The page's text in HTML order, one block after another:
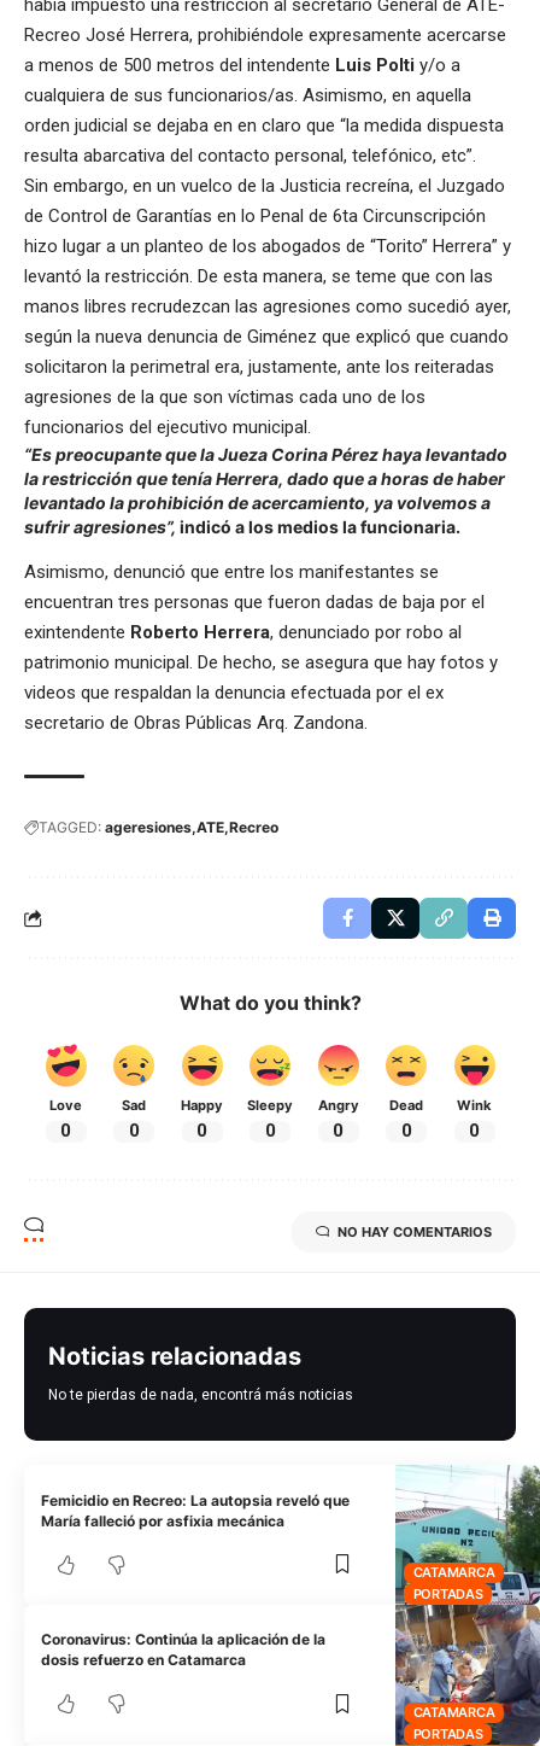
había impuesto una restricción al secretario General de ATE-
Recreo José Herrera, prohibiéndole expresamente acercarse
a menos de 500 metros del intendente Luis Polti y/o a
cualquiera de sus funcionarios/as. Asimismo, en aquella
orden judicial se dejaba en en claro que “la medida dispuesta
resulta abarcativa del contacto personal, telefónico, etc”.
Sin embargo, en un vuelco de la Justicia recreína, el Juzgado
de Control de Garantías en lo Penal de 6ta Circunscripción
hizo lugar a un planteo de los abogados de “Torito” Herrera” y
levantó la restricción. De esta manera, se teme que con las
manos libres recrudezcan las agresiones como sucedió ayer,
según la nueva denuncia de Giménez que explicó que cuando
solicitaron la perimetral era, justamente, ante los reiteradas
agresiones de la que son víctimas cada uno de los
funcionarios del ejecutivo municipal.
“Es preocupante que la Jueza Corina Pérez haya levantado
la restricción que tenía Herrera, dado que a horas de haber
levantado la prohibición de acercamiento, ya volvemos a
sufrir agresiones”, indicó a los medios la funcionaria.
Asimismo, denunció que entre los manifestantes se
encuentran tres personas que fueron dadas de baja por el
exintendente Roberto Herrera, denunciado por robo al
patrimonio municipal. De hecho, se asegura que hay fotos y
videos que respaldan la denuncia efectuada por el ex
secretario de Obras Públicas Arq. Zandona.
TAGGED: ageresiones ATE Recreo
What do you think?
Love
0
Sad
0
Happy
0
Sleepy
0
Angry
0
Dead
0
Wink
0
NO HAY COMENTARIOS
Noticias relacionadas
No te pierdas de nada, encontrá más noticias
CATAMARCA
PORTADAS
Femicidio en Recreo: La autopsia reveló que
María falleció por asfixia mecánica
CATAMARCA
PORTADAS
Coronavirus: Continúa la aplicación de la
dosis refuerzo en Catamarca